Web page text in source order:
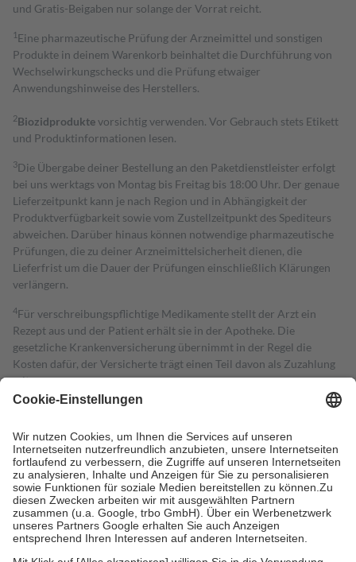
und Gratis-Beigaben nur solange der Vorrat reicht.
1 Eine pharmazeutische Prüfung der Arzneimittel und sonstigen
Produkte in deinem Warenkorb beinhaltet die Durchführung von
Wechselwirkungschecks und die Prüfung etwaiger
Anwendungshinweise des Herstellers.
2Biozidproduktevorsichtig verwenden. Vor Gebrauch stets Etikett
und Produktinformationen lesen.
3Die Übergabe deiner Bestellung an den Paketdienstleister erfolgt
bei uns werktags von Montag bis Freitag bis 18:00 Uhr. Der genaue
Lieferzeitpunkt kann je nach Region und in Abhängigkeit der
Produktverfügbarkeit sowie vom Zustellzeitpunkt des Spediteurs
abweichen. Darüber hinaus können notwendige pharmazeutische
Prüfungen, die zu deiner Arzneimittelsicherheit dienen, die
Lieferfrist um die Dauer der Prüfungen einschließlich Klärungen
verlängern.
4Für verschreibungspflichtige Medikamente stellt der Arzt ein
Rezept aus und der Patient erhält sie in der Apotheke. Die
gesetzliche Krankenversicherung übernimmt in der Regel die
Kosten dafür, der Versicherte trägt einen Teil davon als Zuzahlung
mit.
Grundsätzlich leisten Mitglieder Zuzahlungen in Höhe von zehn
höchstens zehn Euro.
Es sind jedoch nie mehr als die tatsächlichen
Kosten der Leistung zu entrichten.
Diese Regeln gelten grundsätzlich auch für Online-Apotheken.
Bei Heilmitteln und häuslicher Krankenpflege beträgt die
Zuzahlung zehn Prozent der Kosten sowie zehn Euro je
Verordnung.
Um das Engagement der Versicherten für ihre eigene Gesundheit zu
stärken und die besondere Stellung der Familie zu unterstützen,